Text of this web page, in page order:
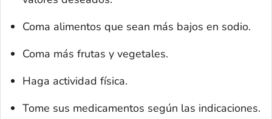
Coma alimentos que sean más bajos en sodio.
Coma más frutas y vegetales.
Haga actividad física.
Tome sus medicamentos según las indicaciones.